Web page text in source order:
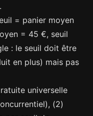
= panier moyen
= 45 €, seuil
: le seuil doit être
en plus) mais pas
universelle
(2)